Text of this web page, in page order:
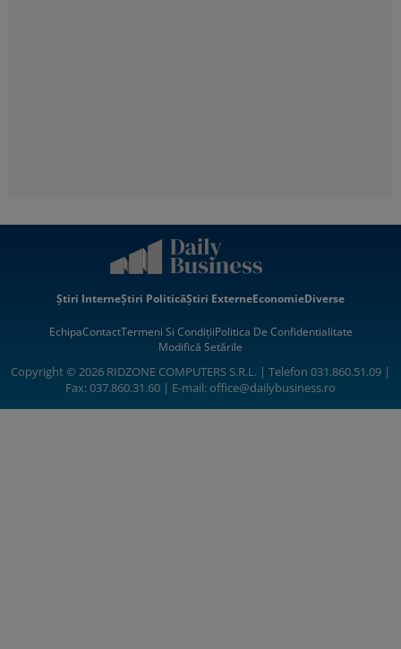
Știri InterneȘtiri PoliticăȘtiri ExterneEconomieDiverse
EchipaContactTermeni Si CondițiiPolitica De Confidentialitate
Modifică Setările
Copyright © 2026 RIDZONE COMPUTERS S.R.L. | Telefon 031.860.51.09 |
Fax: 037.860.31.60 | E-mail:office@dailybusiness.ro